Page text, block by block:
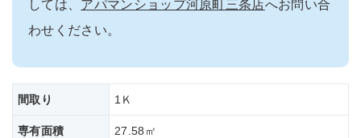
しては、 アパマンショップ河原町三条店へお問い合
わせください。
間取り 1Ｋ
専有面積 27.58㎡